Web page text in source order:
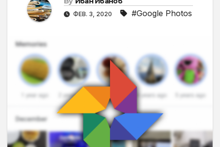
ФЕВ. 3, 2020 #Google Photos